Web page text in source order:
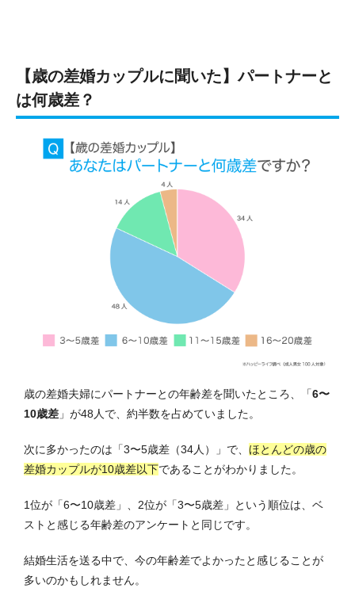
【歳の差婚カップルに聞いた】パートナーと
は何歳差？
歳の差婚夫婦にパートナーとの年齢差を聞いたところ、 「6〜
10歳差 」が48人で、約半数を占めていました。
次に多かったのは「3〜5歳差（34人）」で、 ほとんどの歳の
差婚カップルが10歳差以下であることがわかりました。
1位が「6〜10歳差」、2位が「3〜5歳差」という順位は、ベ
ストと感じる年齢差のアンケートと同じです。
結婚生活を送る中で、今の年齢差でよかったと感じることが
多いのかもしれません。